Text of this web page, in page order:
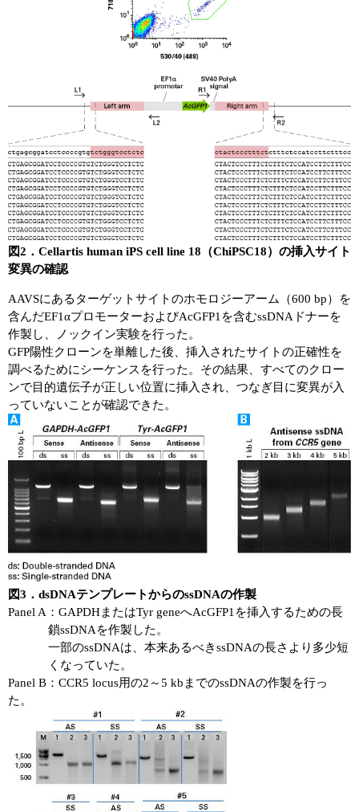
図2．Cellartis human iPS cell line 18（ChiPSC18）の挿入サイト
変異の確認
AAVSにあるターゲットサイトのホモロジーアーム（600 bp）を
含んだEF1αプロモーターおよびAcGFP1を含むssDNAドナーを
作製し、ノックイン実験を行った。
GFP陽性クローンを単離した後、挿入されたサイトの正確性を
調べるためにシーケンスを行った。その結果、すべてのクロー
ンで目的遺伝子が正しい位置に挿入され、つなぎ目に変異が入
っていないことが確認できた。
図3．dsDNAテンプレートからのssDNAの作製
Panel A：GAPDHまたはTyr geneへAcGFP1を挿入するための長
鎖ssDNAを作製した。
一部のssDNAは、本来あるべきssDNAの長さより多少短
くなっていた。
Panel B：CCR5 locus用の2～5 kbまでのssDNAの作製を行っ
た。